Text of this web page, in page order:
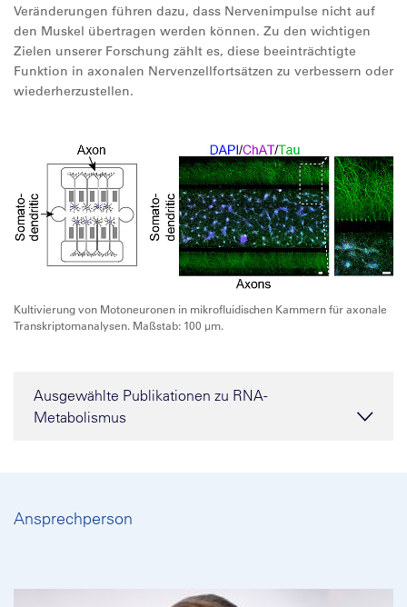
Veränderungen führen dazu, dass Nervenimpulse nicht auf
den Muskel übertragen werden können. Zu den wichtigen
Zielen unserer Forschung zählt es, diese beeinträchtigte
Funktion in axonalen Nervenzellfortsätzen zu verbessern oder
wiederherzustellen.
Kultivierung von Motoneuronen in mikrofluidischen Kammern für axonale
Transkriptomanalysen. Maßstab: 100 µm.
Ausgewählte Publikationen zu RNA-
Metabolismus
Ansprechperson